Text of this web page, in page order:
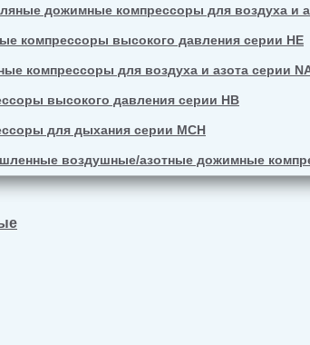
дожимные компрессоры для воздуха и
компрессоры высокого давления серии HE
компрессоры для воздуха и азота серии
высокого давления серии HB
для дыхания серии MCH
воздушные/азотные дожимные